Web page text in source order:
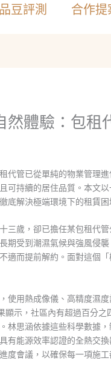
豆評測
合作提
然體驗：包租
代管已從單純的物業管理
可持續的居住品質。本文
底解決極端環境下的租賃困
三歲，卻已擔任某包租代
期受到潮濕氣候與強風侵
適而提前解約。面對這個
使用熱成像儀、高精度濕
顯示，社區內有超過百分
林思涵依據這些科學數據
有能源效率認證的全熱交
度會議，以確保每一項施